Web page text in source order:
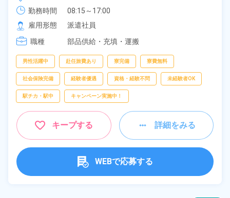
勤務時間
08:15～17:00
雇用形態
派遣社員
職種
部品供給・充填・運搬
男性活躍中 赴任旅費あり 寮完備 寮費無料
社会保険完備 経験者優遇 資格・経験不問 未経験者OK
駅チカ・駅中 キャンペーン実施中！
キープする 詳細をみる
WEBで応募する